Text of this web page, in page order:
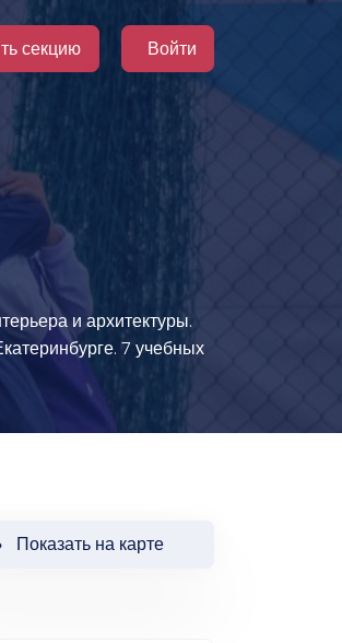
секцию Войти
и архитектуры.
7 учебных
Показать на карте